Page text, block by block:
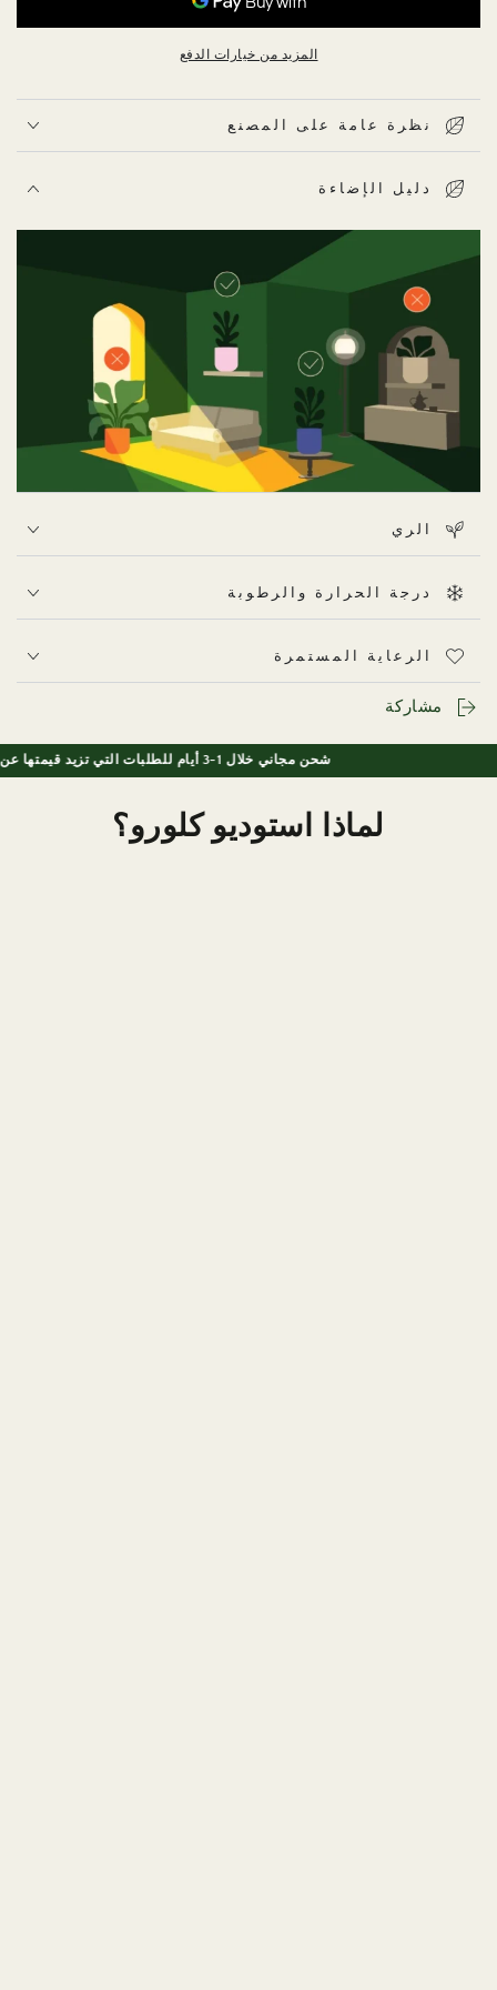
المزيد من خيارات الدفع
نظرة عامة على المصنع
دليل الإضاءة
Tradescantia Zebrina thrives in bright, indirect light,
which helps maintain its vibrant colours. In UAE homes,
direct afternoon rays, which can fade or scorch the
leaves.
الري
درجة الحرارة والرطوبة
الرعاية المستمرة
مشاركة
شحن مجاني خلال 1-3 أيام للطلبات التي تزيد قيمتها عن 150 درهم إماراتي
لماذا استوديو كلورو؟